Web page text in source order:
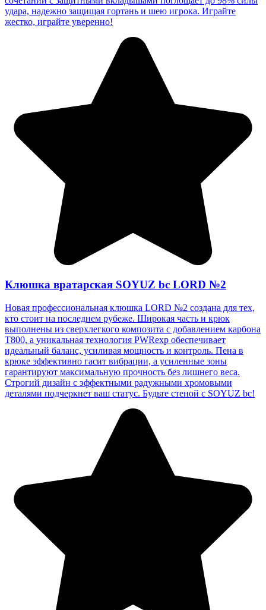
удара, надежно защищая гортань и шею игрока. Играйте
жестко, играйте уверенно!
Клюшка вратарская SOYUZ bc LORD №2
Новая профессиональная клюшка LORD №2 создана для тех,
кто стоит на последнем рубеже. Широкая часть и крюк
выполнены из сверхлегкого композита с добавлением карбона
T800, а уникальная технология PWRexp обеспечивает
идеальный баланс, усиливая мощность и контроль. Пена в
крюке эффективно гасит вибрации, а усиленные зоны
гарантируют максимальную прочность без лишнего веса.
Строгий дизайн с эффектными радужными хромовыми
деталями подчеркнет ваш статус. Будьте стеной с SOYUZ bc!